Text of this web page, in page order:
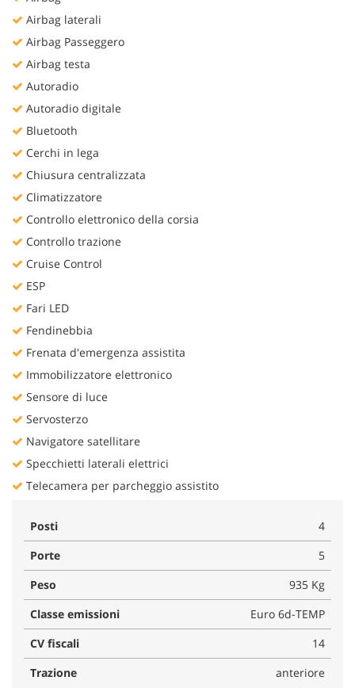
Airbag laterali
Airbag Passeggero
Airbag testa
Autoradio
Autoradio digitale
Bluetooth
Cerchi in lega
Chiusura centralizzata
Climatizzatore
Controllo elettronico della corsia
Controllo trazione
Cruise Control
ESP
Fari LED
Fendinebbia
Frenata d'emergenza assistita
Immobilizzatore elettronico
Sensore di luce
Servosterzo
Navigatore satellitare
Specchietti laterali elettrici
Telecamera per parcheggio assistito
Posti
4
Porte
5
Peso
935 Kg
Classe emissioni
Euro 6d-TEMP
CV fiscali
14
Trazione
anteriore
le
impostazioni